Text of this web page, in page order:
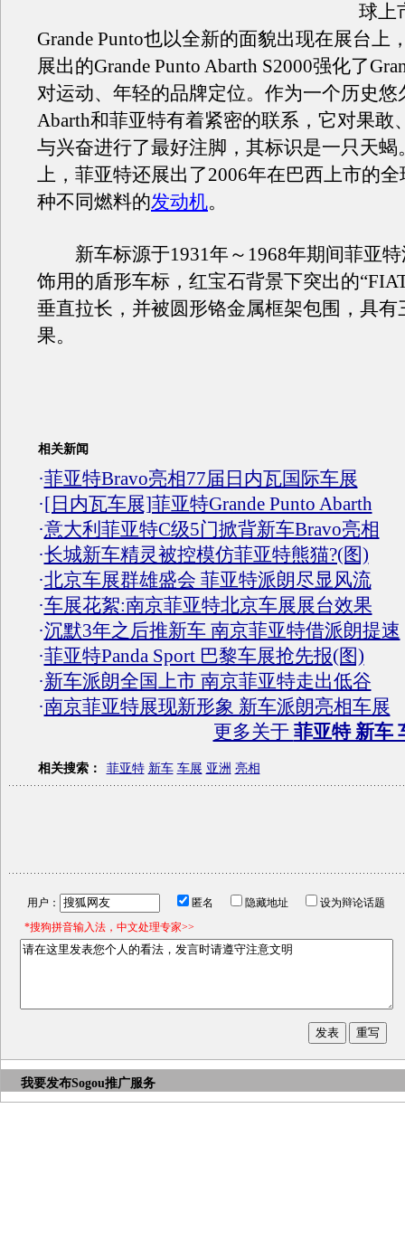
球上
Grande Punto也以全新的面貌出现在展台上
展出的Grande Punto Abarth S2000强化了
对运动、年轻的品牌定位。作为一个历史悠
Abarth和菲亚特有着紧密的联系，它对果敢
与兴奋进行了最好注脚，其标识是一只天蝎
上，菲亚特还展出了2006年在巴西上市的
种不同燃料的发动机。
新车标源于1931年～1968年期间菲亚特
饰用的盾形车标，红宝石背景下突出的
垂直拉长，并被圆形铬金属框架包围，具有
果。
相关新闻
·菲亚特Bravo亮相77届日内瓦国际车展
·[日内瓦车展]菲亚特Grande Punto Abarth
·意大利菲亚特C级5门掀背新车Bravo亮相
·长城新车精灵被控模仿菲亚特熊猫?(图)
·北京车展群雄盛会 菲亚特派朗尽显风流
·车展花絮:南京菲亚特北京车展展台效果
·沉默3年之后推新车 南京菲亚特借派朗提速
·菲亚特Panda Sport 巴黎车展抢先报(图)
·新车派朗全国上市 南京菲亚特走出低谷
·南京菲亚特展现新形象 新车派朗亮相车展
更多关于 菲亚特 新车
相关搜索： 菲亚特 新车 车展 亚洲 亮相
用户： 匿名 隐藏地址
设为辩论话题
*搜狗拼音输入法，中文处理专家>>
我要发布Sogou推广服务